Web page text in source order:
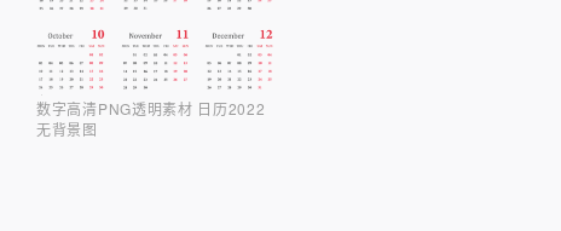
数字高清PNG透明素材 日历2022
无背景图